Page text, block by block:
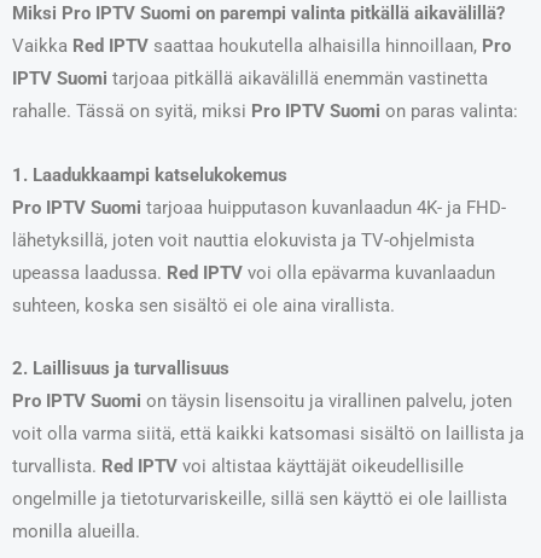
Miksi Pro IPTV Suomi on parempi valinta pitkällä aikavälillä?
Vaikka Red IPTV saattaa houkutella alhaisilla hinnoillaan, Pro
IPTV Suomi tarjoaa pitkällä aikavälillä enemmän vastinetta
rahalle. Tässä on syitä, miksi Pro IPTV Suomi on paras valinta:
1. Laadukkaampi katselukokemus
Pro IPTV Suomi tarjoaa huipputason kuvanlaadun 4K- ja FHD-
lähetyksillä, joten voit nauttia elokuvista ja TV-ohjelmista
upeassa laadussa. Red IPTV voi olla epävarma kuvanlaadun
suhteen, koska sen sisältö ei ole aina virallista.
2. Laillisuus ja turvallisuus
Pro IPTV Suomi on täysin lisensoitu ja virallinen palvelu, joten
voit olla varma siitä, että kaikki katsomasi sisältö on laillista ja
turvallista. Red IPTV voi altistaa käyttäjät oikeudellisille
ongelmille ja tietoturvariskeille, sillä sen käyttö ei ole laillista
monilla alueilla.